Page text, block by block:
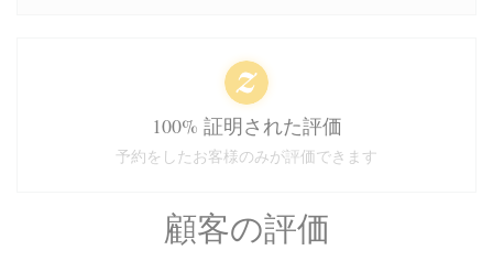
顧客の評価
100% 証明された評価
予約をしたお客様のみが評価できます